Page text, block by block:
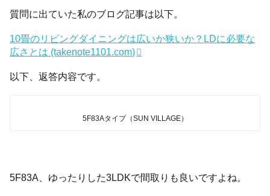
質問に出ていた私のブログ記事は以下。
10畳のリビングダイニングは広いか狭いか？LDに必要な
広さとは (takenote1101.com)
以下、返答内容です。
5F83Aタイプ（SUN VILLAGE）
5F83A、ゆったりした3LDKで間取りも良いですよね。